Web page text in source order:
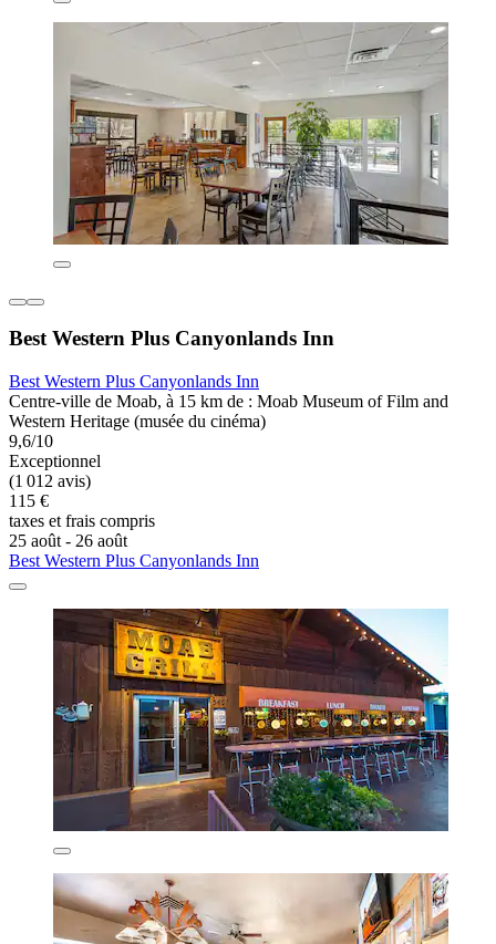
Best Western Plus Canyonlands Inn
Best Western Plus Canyonlands Inn
Centre-ville de Moab, à 15 km de : Moab Museum of Film and
Western Heritage (musée du cinéma)
9,6/10
Exceptionnel
(1 012 avis)
115 €
taxes et frais compris
25 août - 26 août
Best Western Plus Canyonlands Inn